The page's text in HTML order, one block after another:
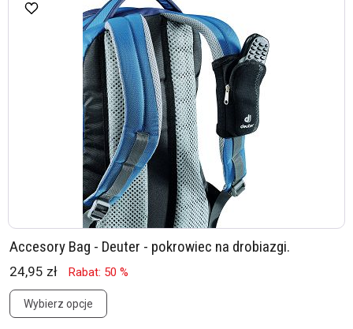
Accesory Bag - Deuter - pokrowiec na drobiazgi.
24,95 zł Rabat: 50 %
Wybierz opcje